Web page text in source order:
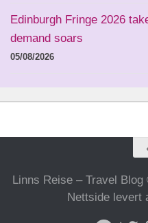
Edinburgh Fringe 2026
demand soars
05/08/2026
Linns Reise – Travel
Nettside levert